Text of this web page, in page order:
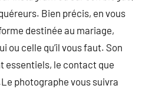
Bien précis, en vous
destinée au mariage,
ou celle qu’il vous faut. Son
essentiels, le contact que
photographe vous suivra